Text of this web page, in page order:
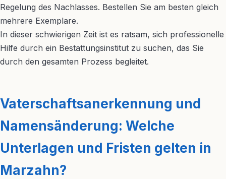
Regelung des Nachlasses. Bestellen Sie am besten gleich
mehrere Exemplare.
In dieser schwierigen Zeit ist es ratsam, sich professionelle
Hilfe durch ein Bestattungsinstitut zu suchen, das Sie
durch den gesamten Prozess begleitet.
Vaterschaftsanerkennung und
Namensänderung: Welche
Unterlagen und Fristen gelten in
Marzahn?